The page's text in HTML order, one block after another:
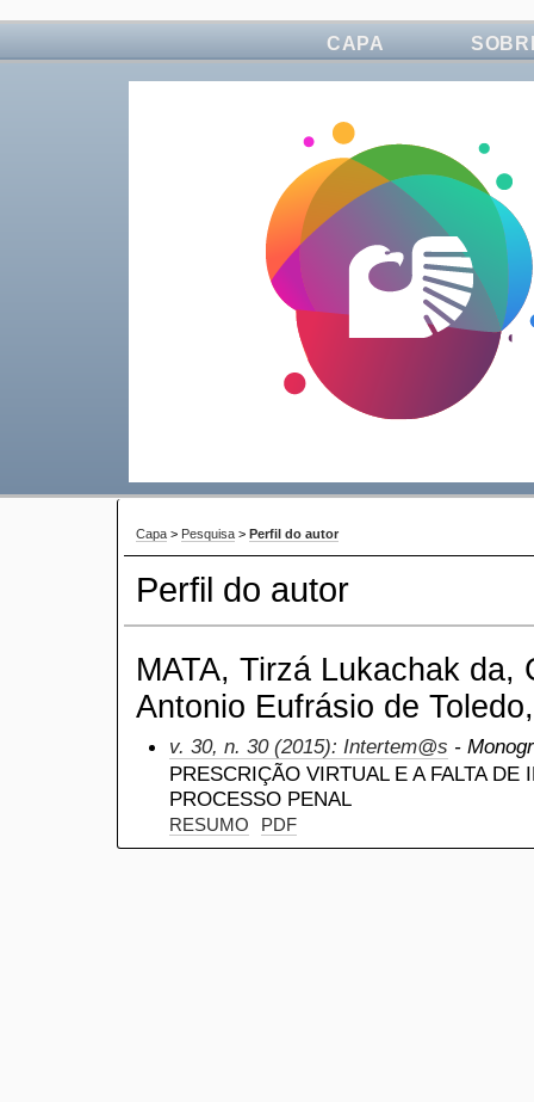
CAPA
Capa > Pesquisa > Perfil do autor
Perfil do autor
MATA, Tirzá Lukachak da,
Antonio Eufrásio de
v. 30, n. 30 (2015): Intertem@s -
PRESCRIÇÃO VIRTUAL E A FALTA DE
PROCESSO PENAL
RESUMO PDF